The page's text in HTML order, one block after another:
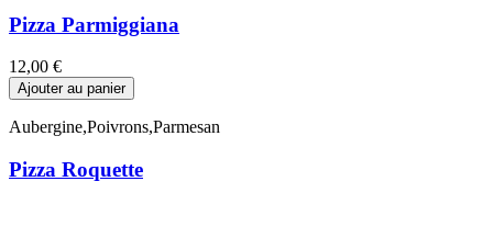
Pizza Parmiggiana
Prix
12,00 €
Ajouter au panier
Aubergine,Poivrons,Parmesan
Pizza Roquette